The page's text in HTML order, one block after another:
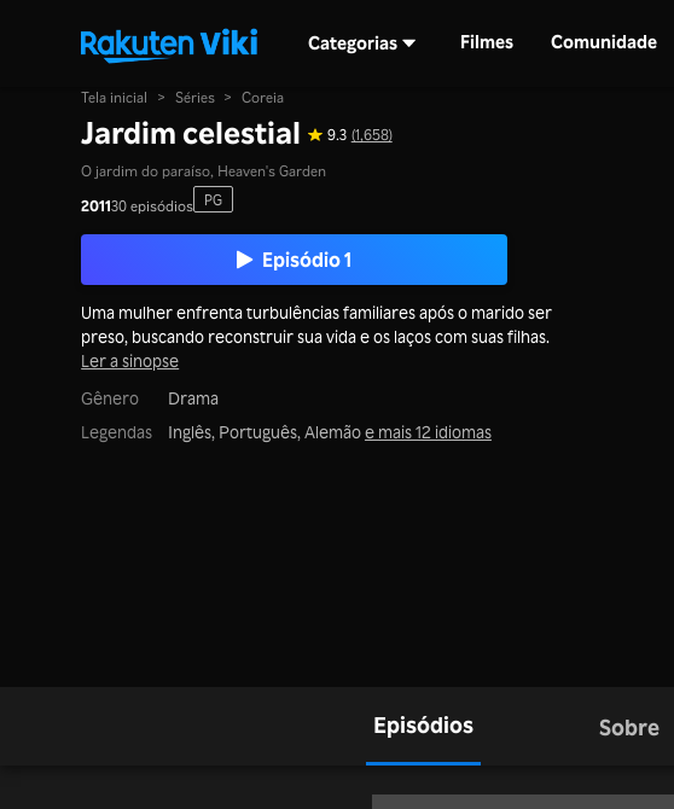
Categorias Filmes Comunidade
Tela inicial > Séries > Coreia
Jardim celestial 9.3 (1,658)
O jardim do paraíso, Heaven's Garden
201130 episódios PG
Episódio 1
Uma mulher enfrenta turbulências familiares após o marido ser
preso, buscando reconstruir sua vida e os laços com suas filhas.
Ler a sinopse
Gênero
Drama
Legendas
Inglês, Português, Alemãoe mais 12 idiomas
Episódios Sobre